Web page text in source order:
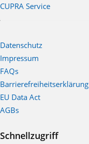
CUPRA Service
Datenschutz
Impressum
FAQs
Barrierefreiheitserklärung
EU Data Act
AGBs
Schnellzugriff